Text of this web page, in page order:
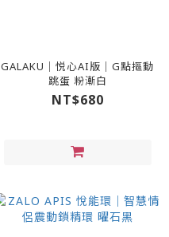
GALAKU｜悦心AI版｜G點摳動
跳蛋 粉漸白
NT$680